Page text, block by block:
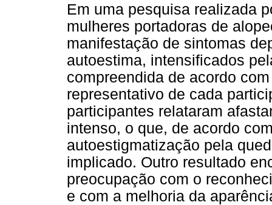
Em uma pesquisa realizada
mulheres portadoras de
manifestação de sintomas
autoestima, intensificados
compreendida de acordo
representativo de cada
participantes relataram
intenso, o que, de acordo
autoestigmatização pela
implicado. Outro resultado
preocupação com o
e com a melhoria da